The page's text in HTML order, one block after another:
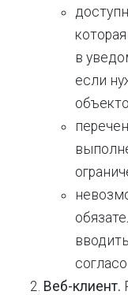
в
если
Веб-клиент.